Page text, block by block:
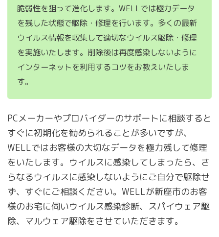
脆弱性を狙って進化します。WELLでは極力データ
を残した状態で駆除・修理を行います。多くの最新
ウイルス情報を収集して適切なウイルス駆除・修理
を実施いたします。削除後は再度感染しないように
インターネットを利用するコツをお教えいたしま
す。
PCメーカーやプロバイダーのサポートに相談すると
すぐに初期化を勧められることが多いですが、
WELLではお客様の大切なデータを極力残して修理
をいたします。ウイルスに感染してしまったら、さ
らなるウイルスに感染しないようにご自分で駆除せ
ず、すぐにご相談ください。WELLが新座市のお客
様のお宅に伺いウイルス感染診断、スパイウェア駆
除、マルウェア駆除をさせていただきます。